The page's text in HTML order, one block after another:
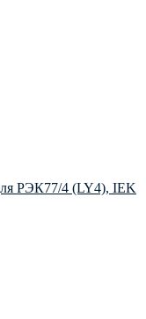
РЭК77/4 (LY4), IEK